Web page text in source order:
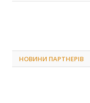
НОВИНИ ПАРТНЕРІВ